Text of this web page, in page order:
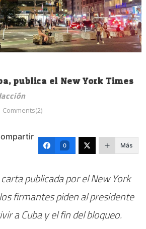
publica el New York Times
Comments(2)
0 Más
publicada por el New York
firmantes piden al presidente
a Cuba y el fin del bloqueo.